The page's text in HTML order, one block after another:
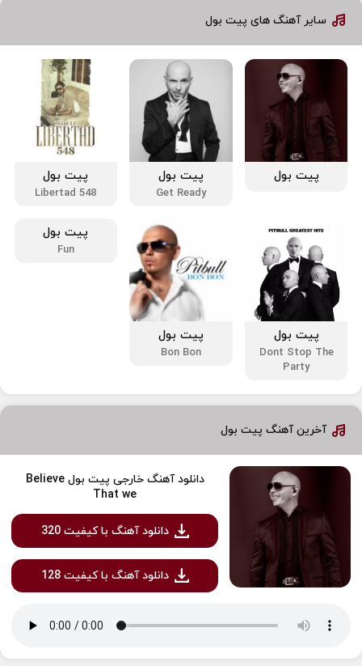
سایر آهنگ های پیت بول
پیت بول پیت بول
Get Ready
پیت بول
Libertad 548
پیت بول
Dont Stop The
Party
پیت بول
Bon Bon
پیت بول
Fun
آخرین آهنگ پیت بول
دانلود آهنگ خارجی پیت بول Believe
That we
دانلود آهنگ با کیفیت 320
دانلود آهنگ با کیفیت 128